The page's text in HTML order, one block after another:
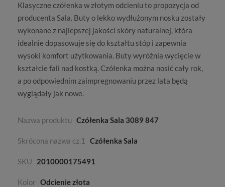
Klasyczne czółenka w złotym odcieniu to propozycja od
producenta Sala. Buty o lekko wydłużonym nosku zostały
wykonane z najlepszej jakości skóry naturalnej, która
idealnie dopasowuje się do kształtu stóp i zapewnia
wysoki komfort użytkowania. Buty wyróżnia wycięcie w
kształcie fali nad kostką. Czółenka można nosić cały rok,
a po odpowiednim zaimpregnowaniu przez lata będą
wyglądały jak nowe.
Nazwa produktu Czółenka Sala 3089 847
Skrócona nazwa cz.1 Czółenka Sala
SKU 2010000175491
Kolor Odcienie złota